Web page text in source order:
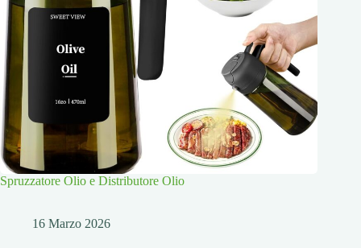
Spruzzatore Olio e Distributore Olio
16 Marzo 2026